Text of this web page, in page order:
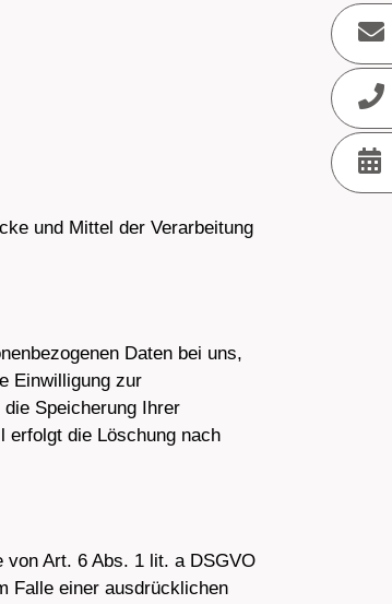
und Mittel der Verarbeitung
Daten bei uns,
Einwilligung zur
Speicherung Ihrer
erfolgt die Löschung nach
von Art. 6 Abs. 1 lit. a DSGVO
Falle einer ausdrücklichen